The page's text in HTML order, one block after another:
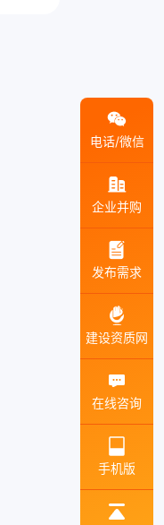
电话/微信
企业并购
发布需求
建设资质网
在线咨询
手机版